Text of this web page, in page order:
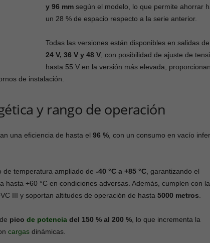
y 96 mm según el modelo, lo que permite ahorrar
un 28 % de espacio respecto a la serie anterior.
Todas las versiones están disponibles en salidas de
24 V, 36 V y 48 V , con posibilidad de ajuste de
hasta 55 V en la versión más elevada,
de instalación.
y rango de operación
una eficiencia de hasta el 96 % , con un consumo en vacío
de temperatura ampliado de -40 °C a +85 °C , garantizando el
hasta +60 °C en condiciones adversas. Además, cumplen con la
III y soportan altitudes de operación de hasta 5000 metros
pico de potencia del 150 % al 200 % , lo que incrementa la
cargas dinámicas.